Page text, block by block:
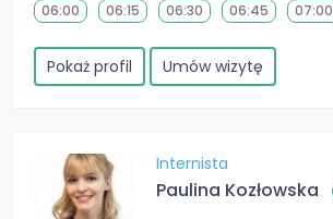
06:00 06:15 06:30 06:45 07:00
Pokaż profil Umów wizytę
Internista
Paulina Kozłowska